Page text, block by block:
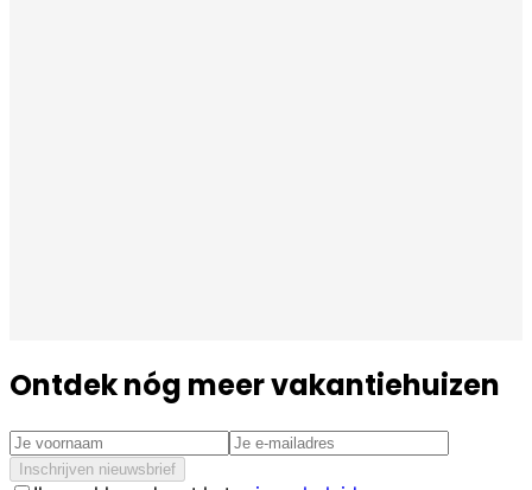
Ontdek nóg meer vakantiehuizen
Inschrijven nieuwsbrief